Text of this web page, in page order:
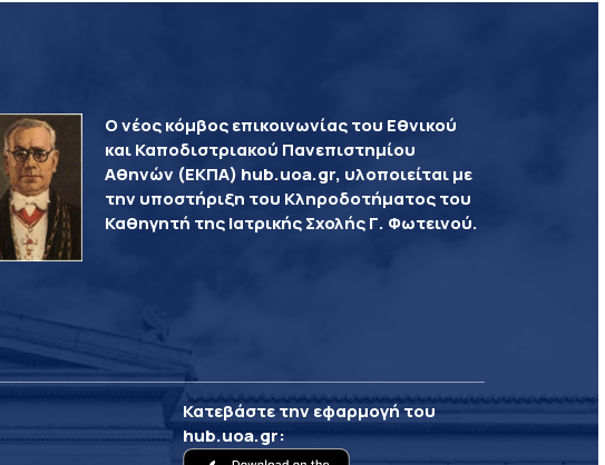
Ο νέος κόμβος επικοινωνίας του Εθνικού
και Καποδιστριακού Πανεπιστημίου
Αθηνών (ΕΚΠΑ) hub.uoa.gr, υλοποιείται με
την υποστήριξη του Κληροδοτήματος του
Καθηγητή της Ιατρικής Σχολής Γ. Φωτεινού.
Κατεβάστε την εφαρμογή του
hub.uoa.gr: